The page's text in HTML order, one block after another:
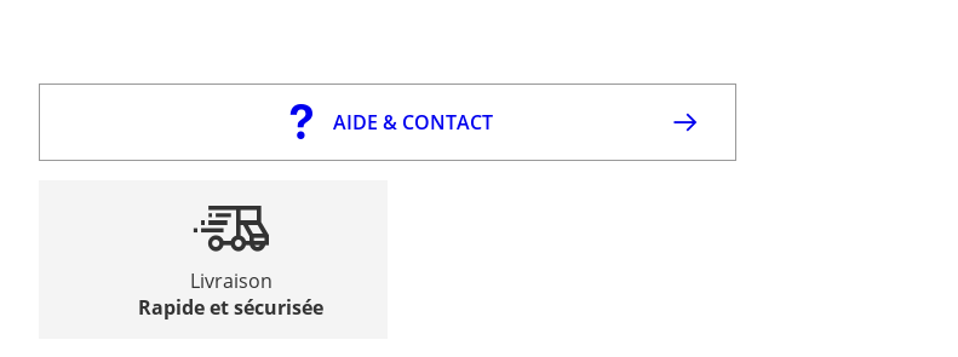
AIDE & CONTACT
Livraison
Rapide et sécurisée